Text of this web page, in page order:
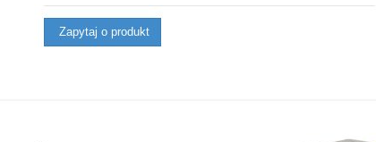
Zapytaj o produkt